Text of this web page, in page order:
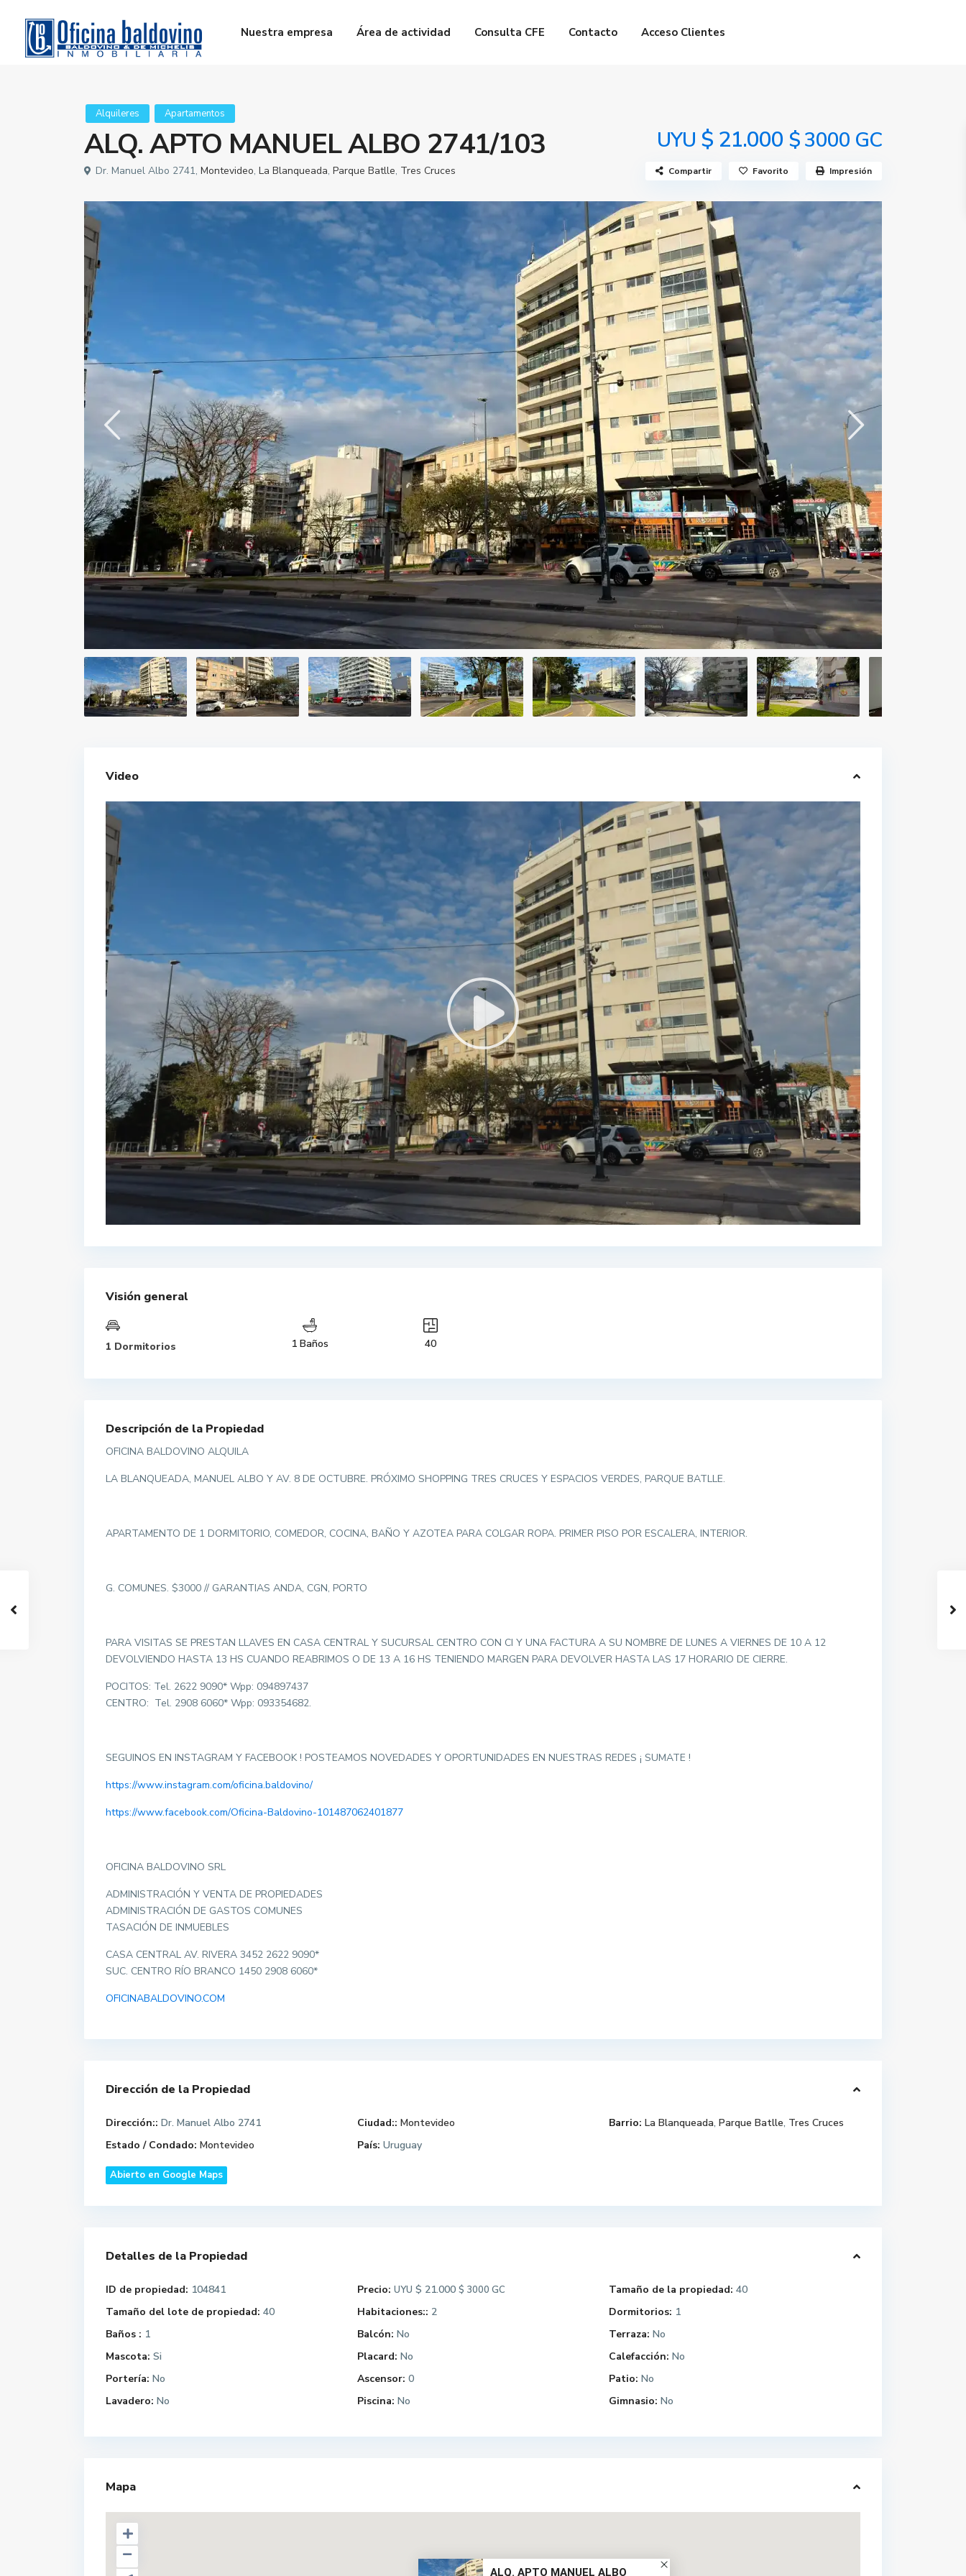
Nuestra empresa Área de actividad Consulta CFE Contacto Acceso Clientes
Alquileres Apartamentos
ALQ. APTO MANUEL ALBO 2741/103 UYU $ 21.000 $ 3000 GC
Dr. Manuel Albo 2741, Montevideo, La Blanqueada, Parque Batlle, Tres Cruces Compartir Favorito Impresión
Video
Visión general
1 Dormitorios 1 Baños 40
Descripción de la Propiedad
OFICINA BALDOVINO ALQUILA
LA BLANQUEADA, MANUEL ALBO Y AV. 8 DE OCTUBRE. PRÓXIMO SHOPPING TRES CRUCES Y ESPACIOS VERDES, PARQUE BATLLE.
APARTAMENTO DE 1 DORMITORIO, COMEDOR, COCINA, BAÑO Y AZOTEA PARA COLGAR ROPA. PRIMER PISO POR ESCALERA, INTERIOR.
G. COMUNES. $3000 // GARANTIAS ANDA, CGN, PORTO
PARA VISITAS SE PRESTAN LLAVES EN CASA CENTRAL Y SUCURSAL CENTRO CON CI Y UNA FACTURA A SU NOMBRE DE LUNES A VIERNES DE 10 A 12
DEVOLVIENDO HASTA 13 HS CUANDO REABRIMOS O DE 13 A 16 HS TENIENDO MARGEN PARA DEVOLVER HASTA LAS 17 HORARIO DE CIERRE.
POCITOS: Tel. 2622 9090* Wpp: 094897437
CENTRO: Tel. 2908 6060* Wpp: 093354682.
SEGUINOS EN INSTAGRAM Y FACEBOOK ! POSTEAMOS NOVEDADES Y OPORTUNIDADES EN NUESTRAS REDES ¡ SUMATE !
https://www.instagram.com/oficina.baldovino/
https://www.facebook.com/Oficina-Baldovino-101487062401877
OFICINA BALDOVINO SRL
ADMINISTRACIÓN Y VENTA DE PROPIEDADES
ADMINISTRACIÓN DE GASTOS COMUNES
TASACIÓN DE INMUEBLES
CASA CENTRAL AV. RIVERA 3452 2622 9090*
SUC. CENTRO RÍO BRANCO 1450 2908 6060*
OFICINABALDOVINO.COM
Dirección de la Propiedad
Dirección:: Dr. Manuel Albo 2741 Ciudad:: Montevideo Barrio: La Blanqueada, Parque Batlle, Tres Cruces
Estado / Condado: Montevideo País: Uruguay
Abierto en Google Maps
Detalles de la Propiedad
ID de propiedad: 104841 Precio: UYU $ 21.000 $ 3000 GC Tamaño de la propiedad: 40
Tamaño del lote de propiedad: 40 Habitaciones:: 2 Dormitorios: 1
Baños : 1 Balcón: No Terraza: No
Mascota: Si Placard: No Calefacción: No
Portería: No Ascensor: 0 Patio: No
Lavadero: No Piscina: No Gimnasio: No
Mapa
ALQ. APTO MANUEL ALBO